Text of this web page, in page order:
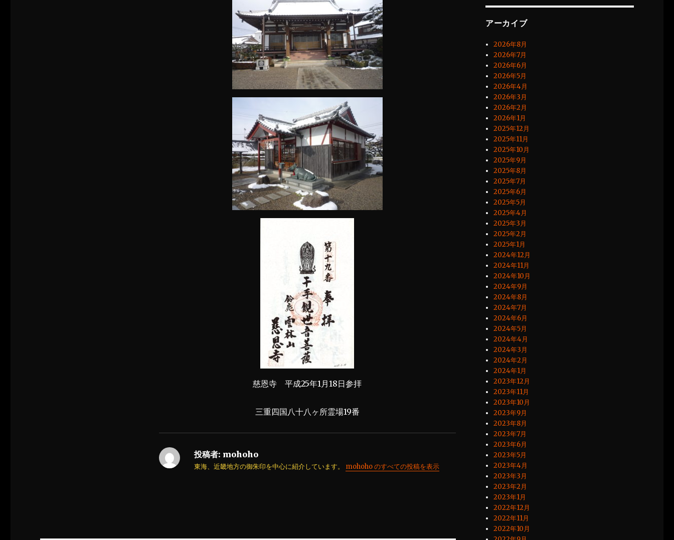
慈恩寺 平成25年1月18日参拝
三重四国八十八ヶ所霊場19番
投稿者: mohoho
東海、近畿地方の御朱印を中心に紹介しています。 mohoho のすべての投稿を表示
アーカイブ
2026年8月
2026年7月
2026年6月
2026年5月
2026年4月
2026年3月
2026年2月
2026年1月
2025年12月
2025年11月
2025年10月
2025年9月
2025年8月
2025年7月
2025年6月
2025年5月
2025年4月
2025年3月
2025年2月
2025年1月
2024年12月
2024年11月
2024年10月
2024年9月
2024年8月
2024年7月
2024年6月
2024年5月
2024年4月
2024年3月
2024年2月
2024年1月
2023年12月
2023年11月
2023年10月
2023年9月
2023年8月
2023年7月
2023年6月
2023年5月
2023年4月
2023年3月
2023年2月
2023年1月
2022年12月
2022年11月
2022年10月